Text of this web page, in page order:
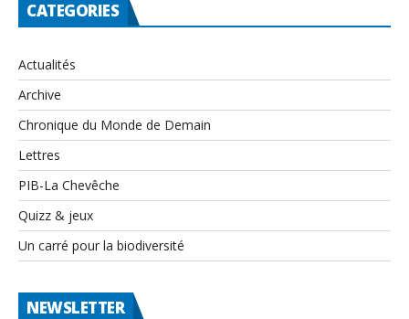
CATEGORIES
Actualités
Archive
Chronique du Monde de Demain
Lettres
PIB-La Chevêche
Quizz & jeux
Un carré pour la biodiversité
NEWSLETTER